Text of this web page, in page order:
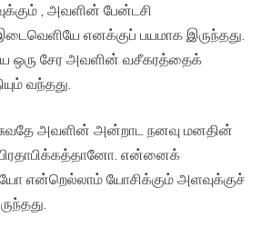
, அவளின் பேன்டசி
எனக்குப் பயமாக இருந்தது.
ஒரு சேர அவளின் வசீகரத்தைக்
வந்தது.
அவளின் அன்றாட நனவு மனதின்
என்னைக்
என்றெல்லாம் யோசிக்கும் அளவுக்குச்